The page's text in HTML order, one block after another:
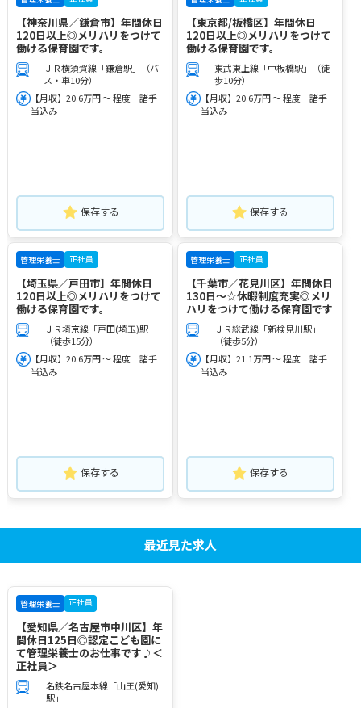
【神奈川県／鎌倉市】年間休日
120日以上◎メリハリをつけて
働ける保育園です。
ＪＲ横須賀線「鎌倉駅」（バ
ス・車10分）
【月収】20.6万円 ～ 程度 諸手
当込み
保存する
【東京都/板橋区】年間休日
120日以上◎メリハリをつけて
働ける保育園です。
東武東上線「中板橋駅」（徒
歩10分）
【月収】20.6万円 ～ 程度 諸手
当込み
保存する
管理栄養士 正社員
【埼玉県／戸田市】年間休日
120日以上◎メリハリをつけて
働ける保育園です。
ＪＲ埼京線「戸田(埼玉)駅」
（徒歩15分）
【月収】20.6万円 ～ 程度 諸手
当込み
保存する
管理栄養士 正社員
【千葉市／花見川区】年間休日
130日～☆休暇制度充実◎メリ
ハリをつけて働ける保育園です
ＪＲ総武線「新検見川駅」
（徒歩5分）
【月収】21.1万円 ～ 程度 諸手
当込み
保存する
最近見た求人
管理栄養士 正社員
【愛知県／名古屋市中川区】年
間休日125日◎認定こども園に
て管理栄養士のお仕事です♪＜
正社員＞
名鉄名古屋本線「山王(愛知)
駅」